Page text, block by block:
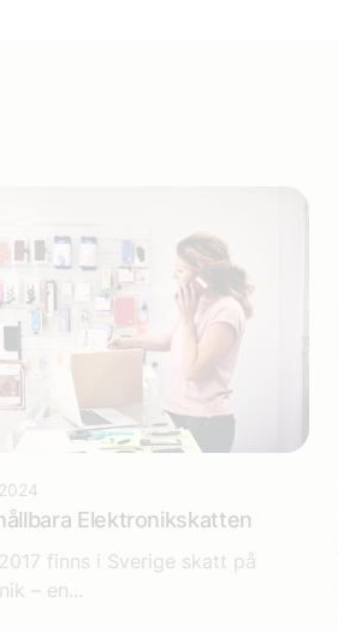
Elektronikskatten
finns i Sverige skatt på
– en...